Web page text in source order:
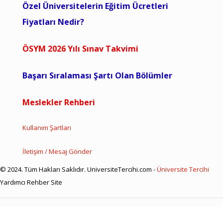
Özel Üniversitelerin Eğitim Ücretleri
Fiyatları Nedir?
ÖSYM 2026 Yılı Sınav Takvimi
Başarı Sıralaması Şartı Olan Bölümler
Meslekler Rehberi
Kullanım Şartları
İletişim / Mesaj Gönder
© 2024. Tüm Hakları Saklıdır. UniversiteTercihi.com -Üniversite Tercihi
Yardımcı Rehber Site